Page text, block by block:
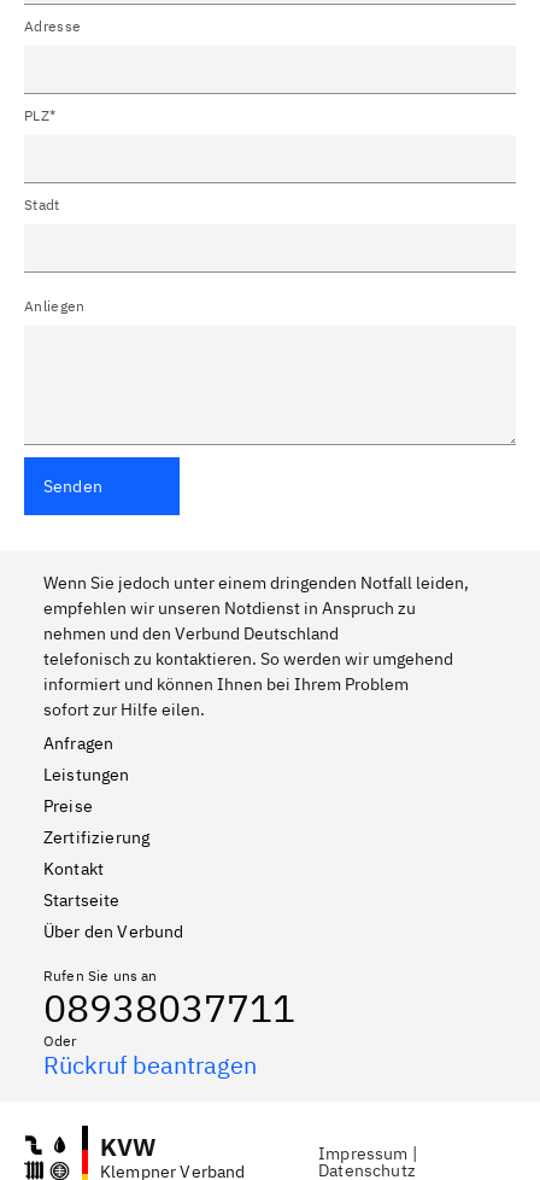
Adresse
PLZ*
Stadt
Anliegen
Senden
Wenn Sie jedoch unter einem dringenden Notfall leiden,
empfehlen wir unseren Notdienst in Anspruch zu
nehmen und den Verbund Deutschland
telefonisch zu kontaktieren. So werden wir umgehend
informiert und können Ihnen bei Ihrem Problem
sofort zur Hilfe eilen.
Anfragen
Leistungen
Preise
Zertifizierung
Kontakt
Startseite
Über den Verbund
Rufen Sie uns an
08938037711
Oder
Rückruf beantragen
KVW
Klempner Verband
Impressum |
Datenschutz